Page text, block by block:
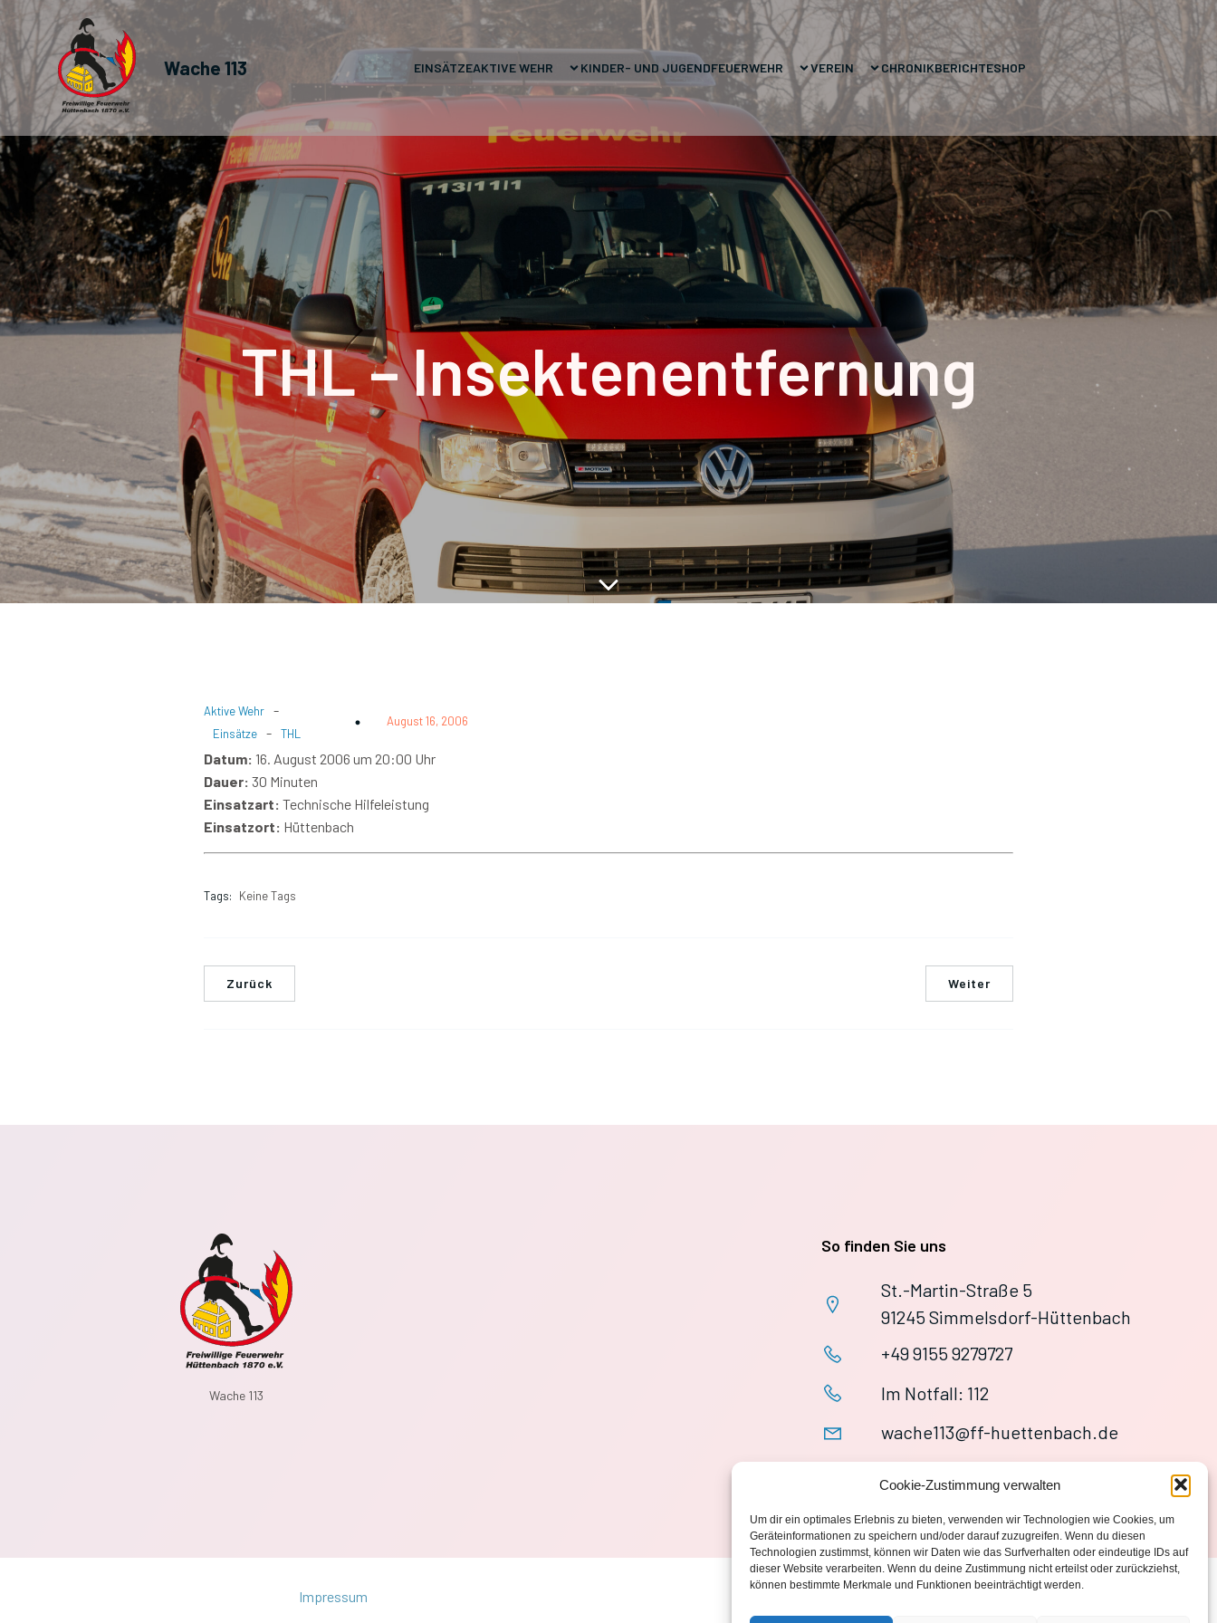
Cookie-Zustimmung verwalten
Um dir ein optimales Erlebnis zu bieten, verwenden wir Technologien wie Cookies, um
Geräteinformationen zu speichern und/oder darauf zuzugreifen. Wenn du diesen
Technologien zustimmst, können wir Daten wie das Surfverhalten oder eindeutige IDs auf
dieser Website verarbeiten. Wenn du deine Zustimmung nicht erteilst oder zurückziehst,
können bestimmte Merkmale und Funktionen beeinträchtigt werden.
Wache 113 EINSÄTZEAKTIVE WEHR KINDER- UND JUGENDFEUERWEHR VEREIN CHRONIKBERICHTESHOP
THL – Insektenentfernung
Aktive Wehr -
Einsätze - THL
August 16, 2006
Datum: 16. August 2006 um 20:00 Uhr
Dauer: 30 Minuten
Einsatzart: Technische Hilfeleistung
Einsatzort: Hüttenbach
Tags: Keine Tags
Zurück Weiter
Wache 113
So finden Sie uns
St.-Martin-Straße 5
91245 Simmelsdorf-Hüttenbach
+49 9155 9279727
Im Notfall: 112
wache113@ff-huettenbach.de
Impressum